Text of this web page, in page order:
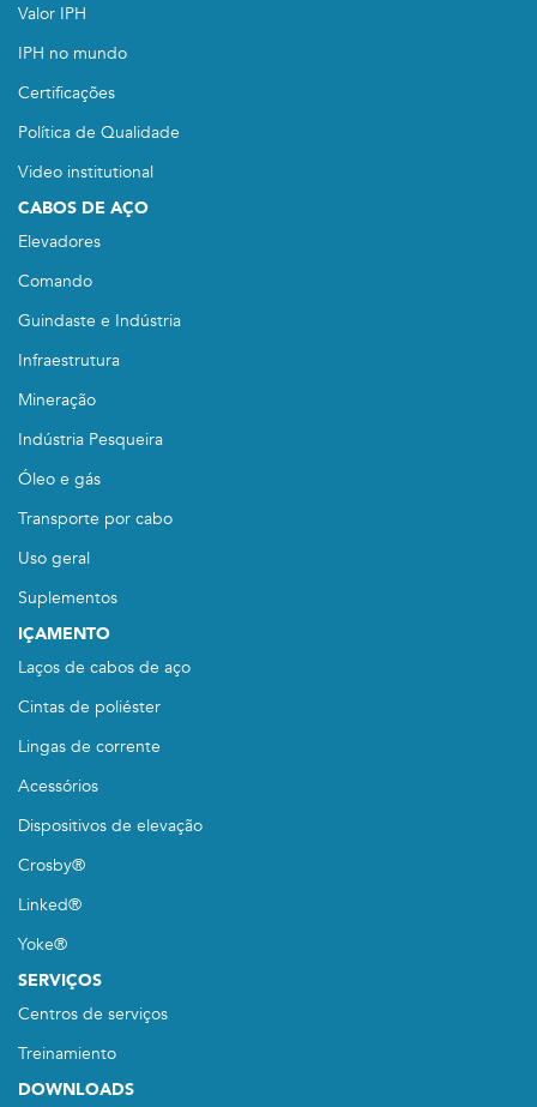
Valor IPH
IPH no mundo
Certificações
Política de Qualidade
Video institutional
CABOS DE AÇO
Elevadores
Comando
Guindaste e Indústria
Infraestrutura
Mineração
Indústria Pesqueira
Óleo e gás
Transporte por cabo
Uso geral
Suplementos
IÇAMENTO
Laços de cabos de aço
Cintas de poliéster
Lingas de corrente
Acessórios
Dispositivos de elevação
Crosby®
Linked®
Yoke®
SERVIÇOS
Centros de serviços
Treinamiento
DOWNLOADS